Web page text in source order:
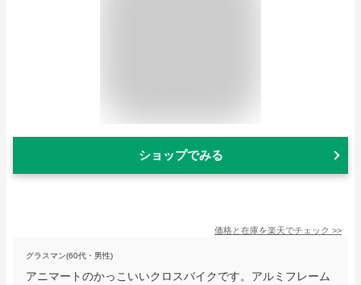
ショップでみる
価格と在庫を楽天でチェック >>
グラスマン(60代・男性)
アニマートのかっこいいクロスバイクです。アルミフレーム